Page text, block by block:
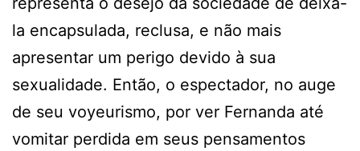
la encapsulada, reclusa, e não mais
apresentar um perigo devido à sua
sexualidade. Então, o espectador, no auge
de seu voyeurismo, por ver Fernanda até
vomitar perdida em seus pensamentos